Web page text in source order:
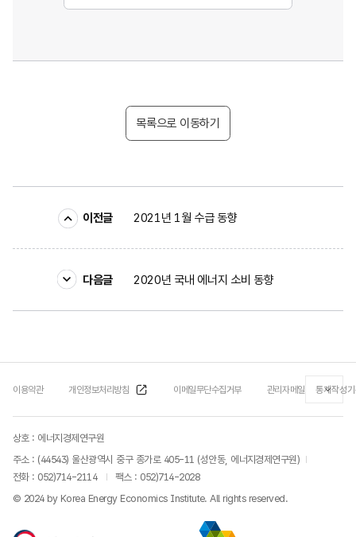
목록으로 이동하기
이전글 2021년 1월 수급 동향
다음글 2020년 국내 에너지 소비 동향
이용약관 개인정보처리방침 이메일무단수집거부 관리자메일 통계작성
상호 : 에너지경제연구원
주소 : (44543) 울산광역시 중구 종가로 405-11 (성안동, 에너지경제연구원)
전화 : 052)714-2114
팩스 : 052)714-2028
© 2024 by Korea Energy Economics Institute. All rights reserved.